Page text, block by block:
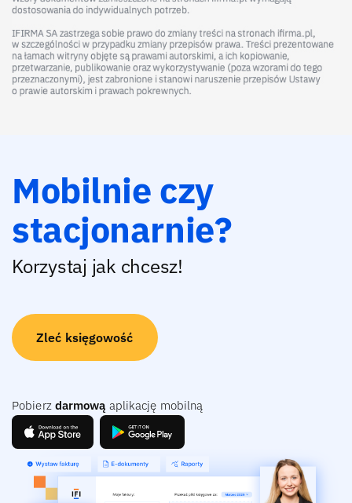
Mobilnie czy
stacjonarnie?
Korzystaj jak chcesz!
Zleć księgowość
Pobierz darmową aplikację mobilną